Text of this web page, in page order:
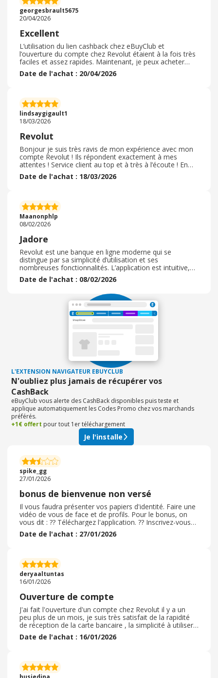
georgesbrault5675
20/04/2026
Excellent
L’utilisation du lien cashback chez eBuyClub et
l’ouverture du compte chez Revolut étaient à la fois très
faciles et assez rapides. Maintenant, je peux acheter
sans utiliser une carte physique sans payant des frais
bancaires et pas de vice cachés pour avoir un compte
Comme je voyage beaucoup, les différentes monnaies
d’échange facilitent également ma vie et mes paiements
à l’étranger. La partie cashback de l’offre n’est pas
négligeable non plus, enfin un bon affaire digne d'une
bonne banque.
Date de l'achat : 20/04/2026
lindsaygigault1
18/03/2026
Revolut
Bonjour je suis très ravis de mon expérience avec mon
compte Revolut ! Ils répondent exactement à mes
attentes ! Service client au top et à très à l’écoute ! En
plus de cela il est possible de personnaliser sa carte
bancaire avec des écriture et plusieurs emojis ! J’ai
réactive et à l’écouter je vous l’as recommande
fortement! Vous ne serrez vraiment pas déçu et ne
regretterez aucunement
Date de l'achat : 18/03/2026
Maanonphlp
08/02/2026
Jadore
Revolut est une banque en ligne moderne qui se
distingue par sa simplicité d’utilisation et ses
nombreuses fonctionnalités. L’application est intuitive,
permettant de gérer son budget, d’envoyer de l’argent
instantanément et de payer à l’étranger sans frais
en temps réel renforcent le contrôle des dépenses.
L’ouverture de compte est rapide et sans complication.
Une solution idéale pour ceux qui recherchent flexibilité
et innovation. Jadore
Date de l'achat : 08/02/2026
L'EXTENSION NAVIGATEUR EBUYCLUB
N'oubliez plus jamais de récupérer vos
CashBack
eBuyClub vous alerte des CashBack disponibles puis teste et
applique automatiquement les Codes Promo chez vos marchands
préférés.
+1€ offert pour tout 1er téléchargement
Je l'installe
spike_gg
27/01/2026
bonus de bienvenue non versé
Il vous faudra présenter vos papiers d'identité. Faire une
vidéo de vous de face et de profils. Pour le bonus, on
vous dit : ?? Téléchargez l'application. ?? Inscrivez-vous
gratuitement et faites vérifier votre identité. ?? Effectuez
un achat éligible d'au moins 5€. Les achats éligibles
Revolut ou en utilisant Revolut Pay depuis votre compte
Revolut. ?? Votre récompense s'affichera sur votre
compte ! Et je n'ai jamais eu mon bonus de bienvenue.
Le Service client de Revolut m'a dit qu'il s'en excusait. J'ai
fermé mon compte. S'ils ne sont pas honnêtes dès le
début, autant partir à la concurrence. ;-)
Date de l'achat : 27/01/2026
deryaaltuntas
16/01/2026
Ouverture de compte
J'ai fait l'ouverture d'un compte chez Revolut il y a un
peu plus de un mois, je suis très satisfait de la rapidité
de réception de la carte bancaire , la simplicité à utiliser
l'application, des services proposés. Je recommande
fortement à tous de devenir client revolut . Revolut m'a
simple à comprendre et très facile a utiliser, tout est
parfait pour avoir un aperçu de son investissement en
Date de l'achat : 16/01/2026